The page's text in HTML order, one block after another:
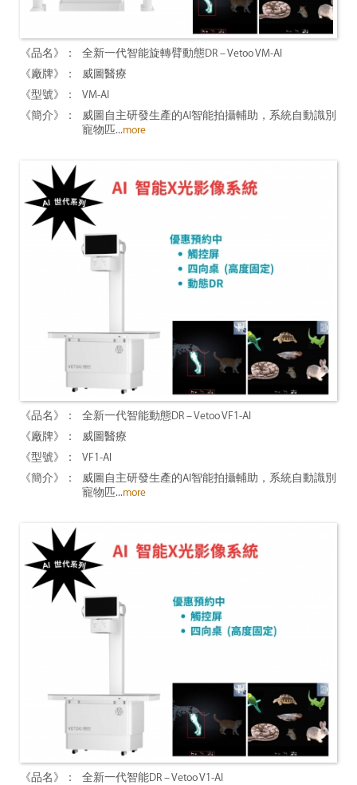
全新一代智能旋轉臂動態DR – Vetoo VM-AI
威圖醫療
VM-AI
威圖自主研發生產的AI智能拍攝輔助，系統自動識別
寵物匹...more
全新一代智能動態DR – Vetoo VF1-AI
威圖醫療
VF1-AI
威圖自主研發生產的AI智能拍攝輔助，系統自動識別
寵物匹...more
全新一代智能DR – Vetoo V1-AI